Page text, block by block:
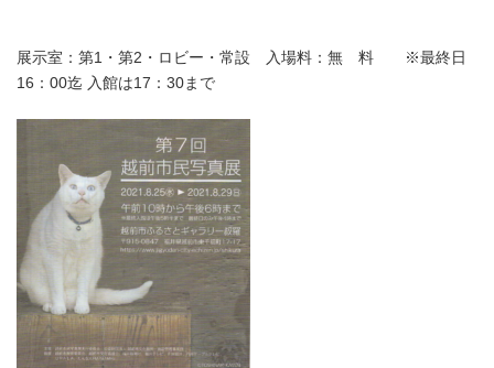
展示室：第1・第2・ロビー・常設 入場料：無 料 ※最終日
16：00迄 入館は17：30まで